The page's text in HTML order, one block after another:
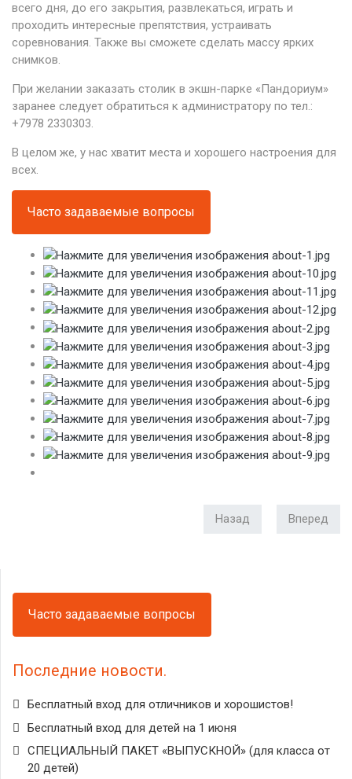
всего дня, до его закрытия, развлекаться, играть и
проходить интересные препятствия, устраивать
соревнования. Также вы сможете сделать массу ярких
снимков.
При желании заказать столик в экшн-парке «Пандориум»
заранее следует обратиться к администратору по тел.:
+7978 2330303.
В целом же, у нас хватит места и хорошего настроения для
всех.
Часто задаваемые вопросы
Назад Вперед
Часто задаваемые вопросы
Последние новости
Бесплатный вход для отличников и хорошистов!
Бесплатный вход для детей на 1 июня
СПЕЦИАЛЬНЫЙ ПАКЕТ «ВЫПУСКНОЙ» (для класса от
20 детей)